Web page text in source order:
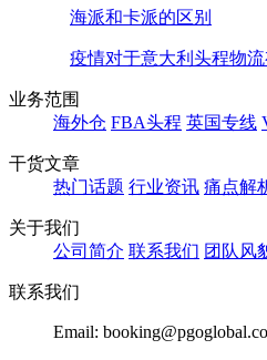
海派和卡派的区别
疫情对于意大利头程物流
业务范围
海外仓 FBA头程 英国专线
干货文章
热门话题 行业资讯 痛点解
关于我们
公司简介 联系我们 团队风
联系我们
Email: